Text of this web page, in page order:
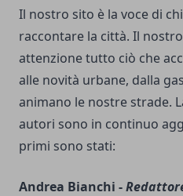
Il nostro sito è la voce di
raccontare la città. Il
attenzione tutto ciò che
alle novità urbane, dalla
animano le nostre strade.
autori sono in continuo
primi sono stati:
Andrea Bianchi -